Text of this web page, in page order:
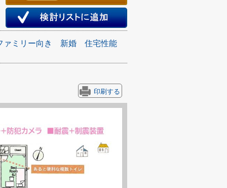
ァミリー向き 新婚 住宅性能
印刷する